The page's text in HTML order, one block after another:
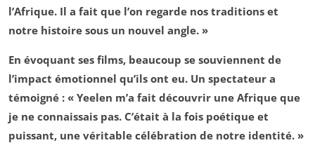
l’Afrique. Il a fait que l’on regarde nos traditions et
notre histoire sous un nouvel angle. »
En évoquant ses films, beaucoup se souviennent de
l’impact émotionnel qu’ils ont eu. Un spectateur a
témoigné : « Yeelen m’a fait découvrir une Afrique que
je ne connaissais pas. C’était à la fois poétique et
puissant, une véritable célébration de notre identité. »